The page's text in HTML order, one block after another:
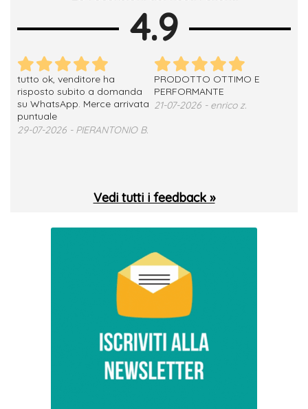
4.9
tutto ok, venditore ha
risposto subito a domanda
su WhatsApp. Merce arrivata
puntuale
29-07-2026 - PIERANTONIO B.
PRODOTTO OTTIMO E
PERFORMANTE
21-07-2026 - enrico z.
Vedi tutti i feedback »